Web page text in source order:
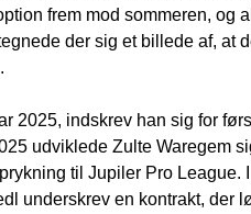
frem mod sommeren, og
der sig et billede af, at
2025, indskrev han sig for
udviklede Zulte Waregem
til Jupiler Pro
underskrev en kontrakt, der